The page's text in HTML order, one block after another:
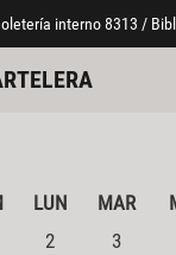
interno 8313 /
LUN MAR
2 3